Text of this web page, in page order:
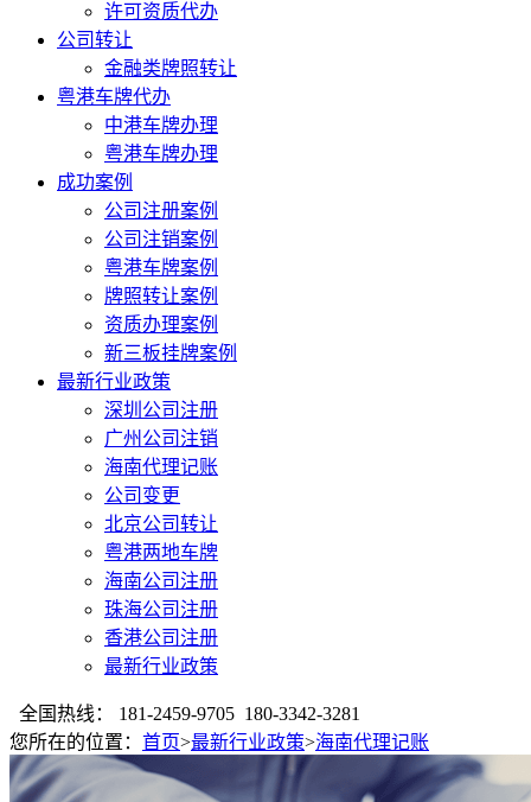
许可资质代办
公司转让
金融类牌照转让
粤港车牌代办
中港车牌办理
粤港车牌办理
成功案例
公司注册案例
公司注销案例
粤港车牌案例
牌照转让案例
资质办理案例
新三板挂牌案例
最新行业政策
深圳公司注册
广州公司注销
海南代理记账
公司变更
北京公司转让
粤港两地车牌
海南公司注册
珠海公司注册
香港公司注册
最新行业政策
全国热线： 181-2459-9705 180-3342-3281
您所在的位置： 首页>最新行业政策>海南代理记账